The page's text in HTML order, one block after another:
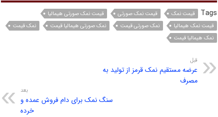
Tags قیمت نمک قیمت نمک صورتی
قیمت نمک صورتی هیمالیا
قیمت نمک هیمالیا
نمک صورتی قیمت نمک صورتی هیمالیا قیمت
نمک قیمت
نمک هیمالیا قیمت
قبل
عرضه مستقیم نمک قرمز از تولید به
مصرف
بعد
سنگ نمک برای دام فروش عمده و
خرده